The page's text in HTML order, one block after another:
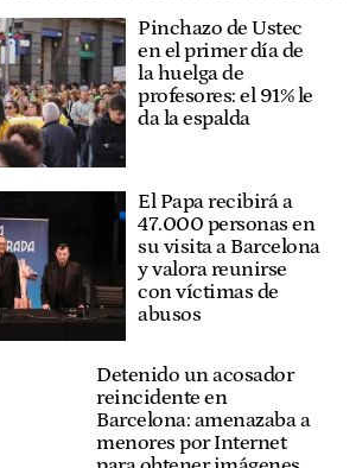
Pinchazo de Ustec
en el primer día de
la huelga de
profesores: el 91% le
da la espalda
El Papa recibirá a
47.000 personas en
su visita a Barcelona
y valora reunirse
con víctimas de
abusos
Detenido un acosador
reincidente en
Barcelona: amenazaba a
menores por Internet